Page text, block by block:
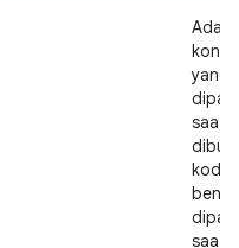
Ada
yang
saat
kode
saat